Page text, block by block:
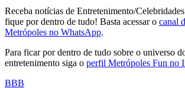
Receba notícias de Entretenimento/
fique por dentro de tudo! Basta acessar o canal
Metrópoles no WhatsApp.
Para ficar por dentro de tudo sobre o universo
entretenimento siga o perfil Metrópoles Fun no
BBB